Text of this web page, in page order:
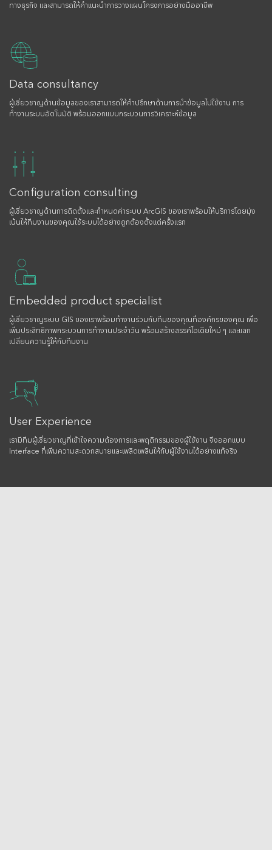
ทางธุรกิจ และสามารถให้คำแนะนำการวางแผนโครงการอย่างมืออาชีพ
Data consultancy
ผู้เชี่ยวชาญด้านข้อมูลของเราสามารถให้คำปรึกษาด้านการนำข้อมูลไปใช้งาน การ
ทำงานระบบอัตโนมัติ พร้อมออกแบบกระบวนการวิเคราะห์ข้อมูล
Configuration consulting
ผู้เชี่ยวชาญด้านการติดตั้งและกำหนดค่าระบบ ArcGIS ของเราพร้อมให้บริการโดยมุ่ง
เน้นให้ทีมงานของคุณใช้ระบบได้อย่างถูกต้องตั้งแต่ครั้งแรก
Embedded product specialist
ผู้เชี่ยวชาญระบบ GIS ของเราพร้อมทำงานร่วมกับทีมของคุณที่องค์กรของคุณ เพื่อ
เพิ่มประสิทธิภาพกระบวนการทำงานประจำวัน พร้อมสร้างสรรค์ไอเดียใหม่ ๆ และแลก
เปลี่ยนความรู้ให้กับทีมงาน
User Experience
เรามีทีมผู้เชี่ยวชาญที่เข้าใจความต้องการและพฤติกรรมของผู้ใช้งาน จึงออกแบบ
Interface ที่เพิ่มความสะดวกสบายและเพลิดเพลินให้กับผู้ใช้งานได้อย่างแท้จริง